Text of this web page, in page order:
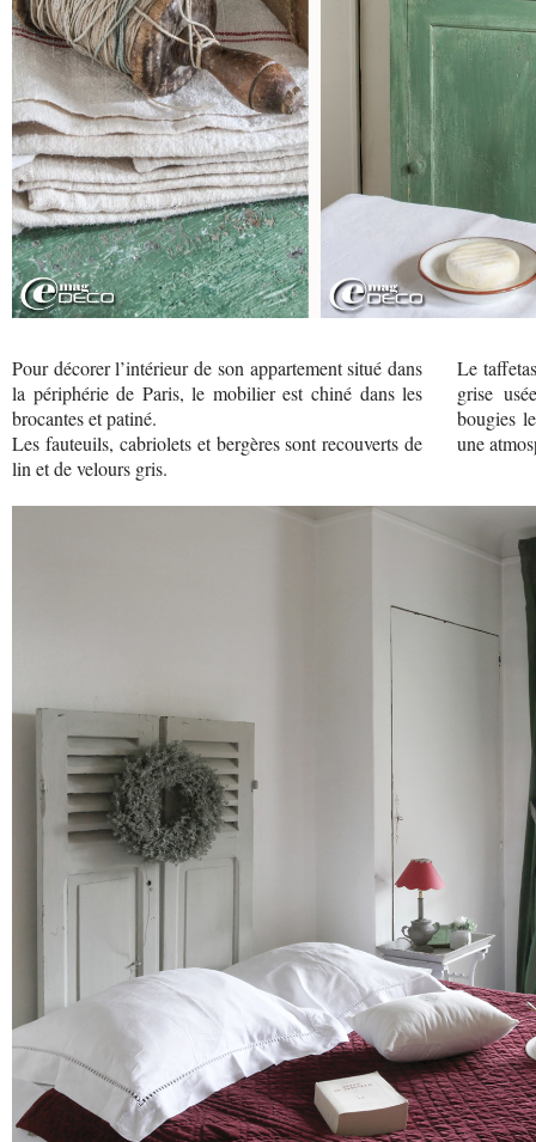
Pour décorer l’intérieur de son appartement situé dans
la périphérie de Paris, le mobilier est chiné dans les
brocantes et patiné.
Les fauteuils, cabriolets et bergères sont recouverts de
lin et de velours gris.
Le
grise
bougies
une